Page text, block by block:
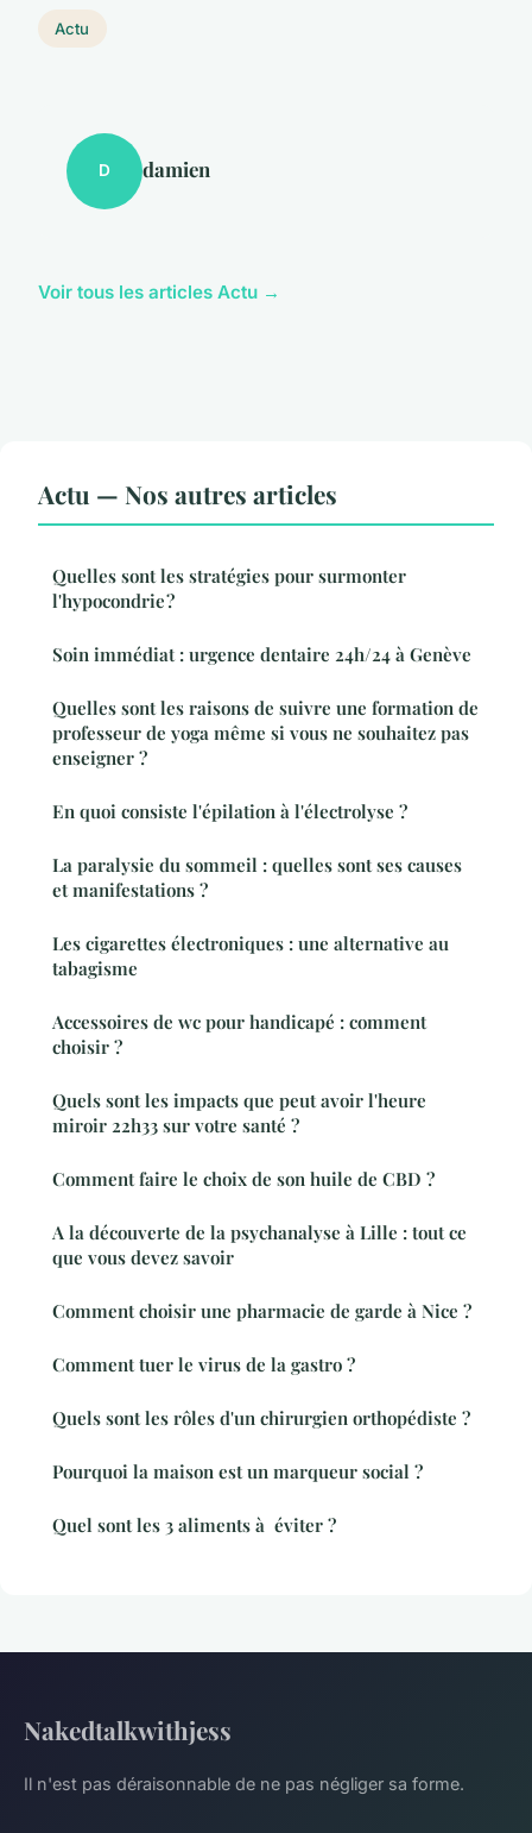
Actu
D damien
Voir tous les articles Actu →
Actu — Nos autres articles
Quelles sont les stratégies pour surmonter
l'hypocondrie ?
Soin immédiat : urgence dentaire 24h/24 à Genève
Quelles sont les raisons de suivre une formation de
professeur de yoga même si vous ne souhaitez pas
enseigner ?
En quoi consiste l'épilation à l'électrolyse ?
La paralysie du sommeil : quelles sont ses causes
et manifestations ?
Les cigarettes électroniques : une alternative au
tabagisme
Accessoires de wc pour handicapé : comment
choisir ?
Quels sont les impacts que peut avoir l'heure
miroir 22h33 sur votre santé ?
Comment faire le choix de son huile de CBD ?
A la découverte de la psychanalyse à Lille : tout ce
que vous devez savoir
Comment choisir une pharmacie de garde à Nice ?
Comment tuer le virus de la gastro ?
Quels sont les rôles d'un chirurgien orthopédiste ?
Pourquoi la maison est un marqueur social ?
Quel sont les 3 aliments à éviter ?
Nakedtalkwithjess
Il n'est pas déraisonnable de ne pas négliger sa forme.